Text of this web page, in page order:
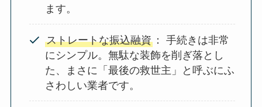
ます。
ストレートな振込融資 ： 手続きは非常
にシンプル。無駄な装飾を削ぎ落とし
た、まさに「最後の救世主」と呼ぶにふ
さわしい業者です。